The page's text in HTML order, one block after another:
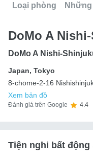
Loại phòng
DoMo A
DoMo A Nishi-
Japan, Tokyo
8-chōme-2-16
Xem bản đồ
Đánh giá trên Google 4.4
Tiện nghi bất động